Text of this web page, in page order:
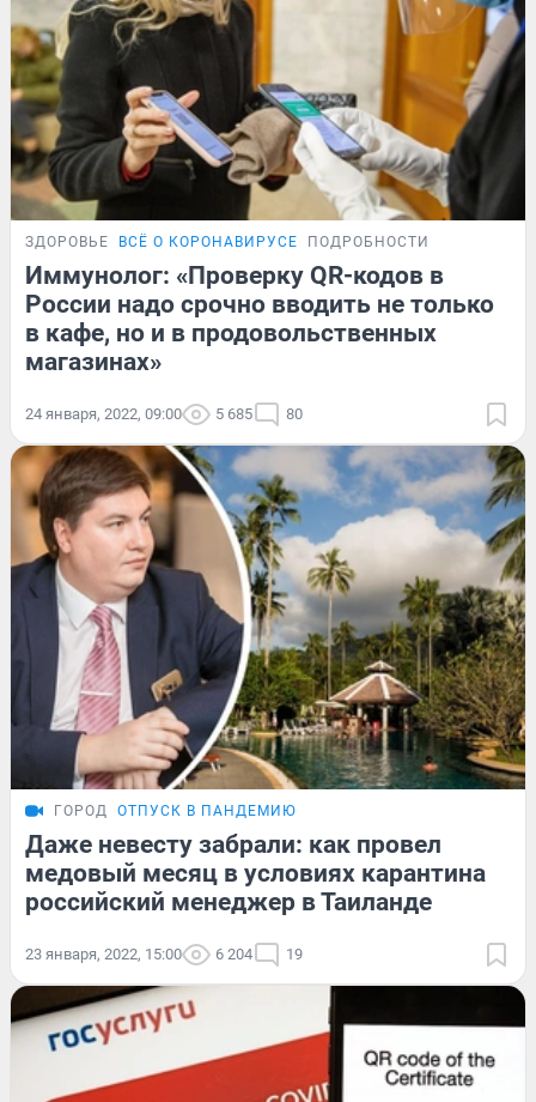
ЗДОРОВЬЕ ВСЁ О КОРОНАВИРУСЕ ПОДРОБНОСТИ
Иммунолог: «Проверку QR-кодов в
России надо срочно вводить не только
в кафе, но и в продовольственных
магазинах»
24 января, 2022, 09:00 5 685 80
ГОРОД ОТПУСК В ПАНДЕМИЮ
Даже невесту забрали: как провел
медовый месяц в условиях карантина
российский менеджер в Таиланде
23 января, 2022, 15:00 6 204 19